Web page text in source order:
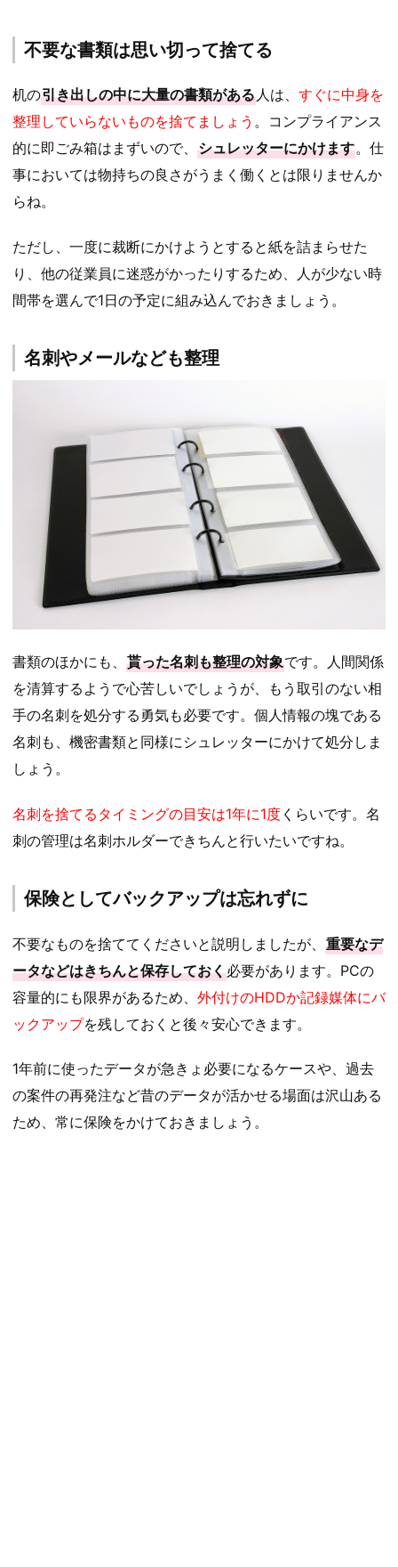
不要な書類は思い切って捨てる
机の引き出しの中に大量の書類がある人は、 すぐに中身を
整理していらないものを捨てましょう 。コンプライアンス
的に即ごみ箱はまずいので、 シュレッターにかけます。仕
事においては物持ちの良さがうまく働くとは限りませんか
らね。
ただし、一度に裁断にかけようとすると紙を詰まらせた
り、他の従業員に迷惑がかったりするため、人が少ない時
間帯を選んで1日の予定に組み込んでおきましょう。
名刺やメールなども整理
書類のほかにも、 貰った名刺も整理の対象です。人間関係
を清算するようで心苦しいでしょうが、もう取引のない相
手の名刺を処分する勇気も必要です。個人情報の塊である
名刺も、機密書類と同様にシュレッターにかけて処分しま
しょう。
名刺を捨てるタイミングの目安は1年に1度 くらいです。名
刺の管理は名刺ホルダーできちんと行いたいですね。
保険としてバックアップは忘れずに
不要なものを捨ててくださいと説明しましたが、 重要なデ
ータなどはきちんと保存しておく必要があります。PCの
容量的にも限界があるため、 外付けのHDDか記録媒体にバ
ックアップを残しておくと後々安心できます。
1年前に使ったデータが急きょ必要になるケースや、過去
の案件の再発注など昔のデータが活かせる場面は沢山ある
ため、常に保険をかけておきましょう。